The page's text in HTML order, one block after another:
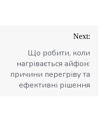
Next:
Що робити, коли
нагрівається айфон:
причини перегріву та
ефективні рішення